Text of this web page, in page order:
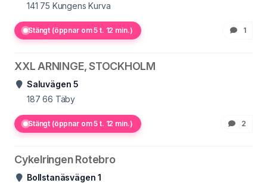
141 75 Kungens Kurva
Stängt (öppnar om 5 t. 12 min.) 1
XXL ARNINGE, STOCKHOLM
Saluvägen 5
187 66 Täby
Stängt (öppnar om 5 t. 12 min.) 2
Cykelringen Rotebro
Bollstanäsvägen 1